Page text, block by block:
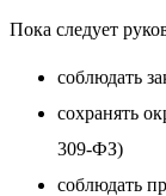
Пока следует
соблюдать
сохранять
309-ФЗ)
соблюдать